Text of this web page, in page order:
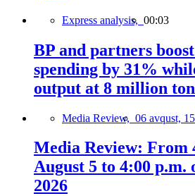
Express analysis, 00:03
BP and partners
spending by 31%
output at 8 million
Media Review, 06 avqust,
Media Review: From
August 5 to 4:00 p.m.
2026